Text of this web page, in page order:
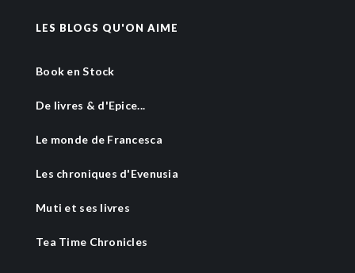
LES BLOGS QU'ON AIME
Book en Stock
De livres & d'Epice...
Le monde de Francesca
Les chroniques d'Evenusia
Muti et ses livres
Tea Time Chronicles